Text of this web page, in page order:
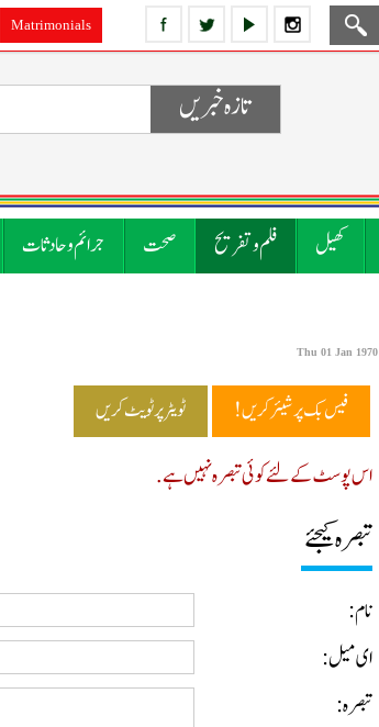
Matrimonials
تازہ خبریں
کھیل فلم و تفریح صحت جرائم و حادثات
Thu 01 Jan 1970
فیس بک پر شیئر کریں! ٹویٹر پر ٹویٹ کریں
اس پوسٹ کے لئے کوئی تبصرہ نہیں ہے.
تبصرہ کیجئے
نام:
ای میل:
تبصرہ: